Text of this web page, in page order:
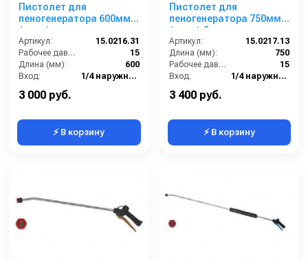
Пистолет для
пеногенератора 600мм.
(нерж) с
пеногенерирующим
соплом.
Артикул:
15.0216.31
Рабочее давление (бар):
15
Длина (мм):
600
Вход:
1/4 наружняя резьба
3 000 руб.
⚡ В корзину
Пистолет для
пеногенератора 750мм.
(нерж) без сопла.
Артикул:
15.0217.13
Длина (мм):
750
Рабочее давление (бар):
15
Вход:
1/4 наружняя резьба
3 400 руб.
⚡ В корзину